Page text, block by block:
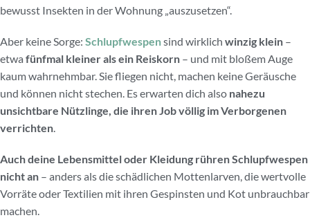
bewusst Insekten in der Wohnung „auszusetzen“.
Aber keine Sorge: Schlupfwespensind wirklich winzig klein –
etwa fünfmal kleiner als ein Reiskorn – und mit bloßem Auge
kaum wahrnehmbar. Sie fliegen nicht, machen keine Geräusche
und können nicht stechen. Es erwarten dich also nahezu
unsichtbare Nützlinge, die ihren Job völlig im Verborgenen
verrichten.
Auch deine Lebensmittel oder Kleidung rühren Schlupfwespen
nicht an – anders als die schädlichen Mottenlarven, die wertvolle
Vorräte oder Textilien mit ihren Gespinsten und Kot unbrauchbar
machen.